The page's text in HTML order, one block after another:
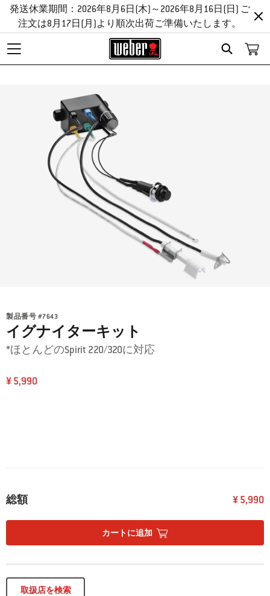
Search
発送休業期間：2026年8月6日(木)～2026年8月16日(日) ご
注文は8月17日(月)より順次出荷ご準備いたします。
製品番号 #7643
イグナイターキット
*ほとんどのSpirit 220/320に対応
¥ 5,990
総額 ¥ 5,990
カートに追加
取扱店を検索